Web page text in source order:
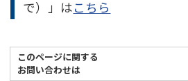
で）」は こちら
このページに関する
お問い合わせは